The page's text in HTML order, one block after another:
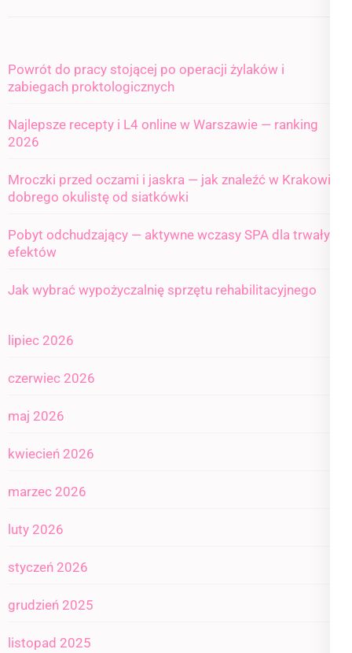
Powrót do pracy stojącej po operacji żylaków i
zabiegach proktologicznych
Najlepsze recepty i L4 online w Warszawie — ranking
2026
Mroczki przed oczami i jaskra — jak znaleźć w Krakowie
dobrego okulistę od siatkówki
Pobyt odchudzający — aktywne wczasy SPA dla trwałych
efektów
Jak wybrać wypożyczalnię sprzętu rehabilitacyjnego
lipiec 2026
czerwiec 2026
maj 2026
kwiecień 2026
marzec 2026
luty 2026
styczeń 2026
grudzień 2025
listopad 2025